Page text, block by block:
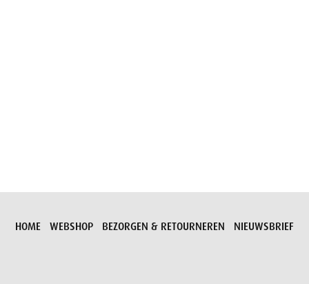
HOME WEBSHOP BEZORGEN & RETOURNEREN NIEUWSBRIEF